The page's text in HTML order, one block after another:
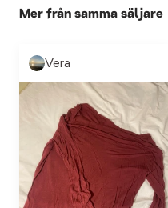
Mer från samma säljare
Vera